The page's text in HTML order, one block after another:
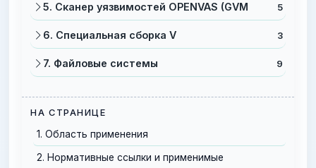
5. Сканер уязвимостей OPENVAS (GVM 5
6. Специальная сборка V 3
7. Файловые системы 9
НА СТРАНИЦЕ
1. Область применения
2. Нормативные ссылки и применимые